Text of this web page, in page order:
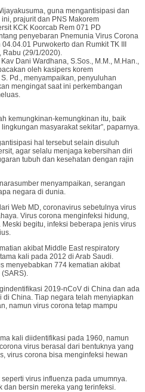
guna mengantisipasi dan
prajurit dan PNS Makorem
KCK Koorcab Rem 071 PD
penyebaran Pnemunia Virus Corona
Purwokerto dan Rumkit TK III
Rabu (29/1/2020).
Dani Wardhana, S.Sos., M.M., M.Han.,
oleh kasipers korem
Pd., menyampaikan, penyuluhan
mengingat saat ini perkembangan
kemungkinan-kemungkinan itu, baik
masyarakat sekitar”, paparnya.
hal tersebut selain disuluh
agar selalu menjaga kebersihan diri
tubuh dan kesehatan dengan rajin
menyampaikan, serangan
negara di dunia.
Web MD, coronavirus sebetulnya virus
Virus corona menginfeksi hidung,
begitu, infeksi beberapa jenis virus
akibat Middle East respiratory
kali pada 2012 di Arab Saudi.
menyebabkan 774 kematian akibat
2019-nCoV di China dan ada
China. Tiap negara telah menyiapkan
namun virus corona tetap mampu
kali diidentifikasi pada 1960, namun
virus berasal dari bentuknya yang
virus corona bisa menginfeksi hewan
virus influenza pada umumnya.
bersin mereka yang terinfeksi.